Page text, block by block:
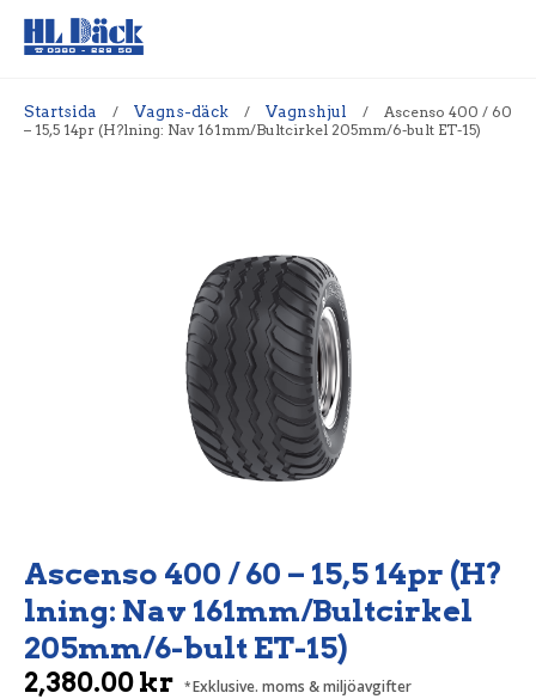
Startsida / Vagns-däck / Vagnshjul /
Ascenso 400 / 60
– 15,5 14pr (H?lning: Nav 161mm/Bultcirkel 205mm/6-bult ET-15)
Ascenso 400 / 60 – 15,5 14pr (H?
lning: Nav 161mm/Bultcirkel
205mm/6-bult ET-15)
2,380.00kr Exklusive. moms & miljöavgifter